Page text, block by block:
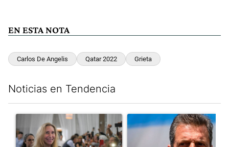
EN ESTA NOTA
Carlos De Angelis Qatar 2022 Grieta
Noticias en Tendencia
Un artículo de tendencia con el título "Karina Milei vuelve al
Un artículo de tendencia